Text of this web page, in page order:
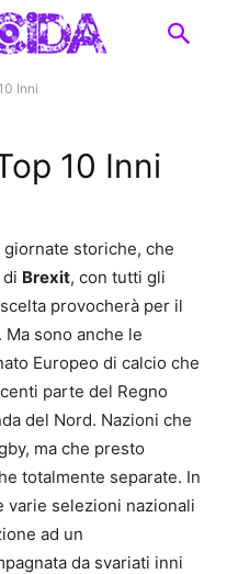
Inni
10 Inni
storiche, che
Brexit, con tutti gli
provocherà per il
sono anche le
Europeo di calcio che
parte del Regno
del Nord. Nazioni che
ma che presto
totalmente separate. In
varie selezioni nazionali
ad un
da svariati inni